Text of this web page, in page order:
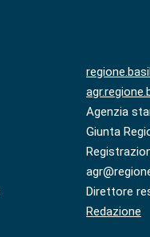
Agenzia
Giunta
Direttore
Redazione